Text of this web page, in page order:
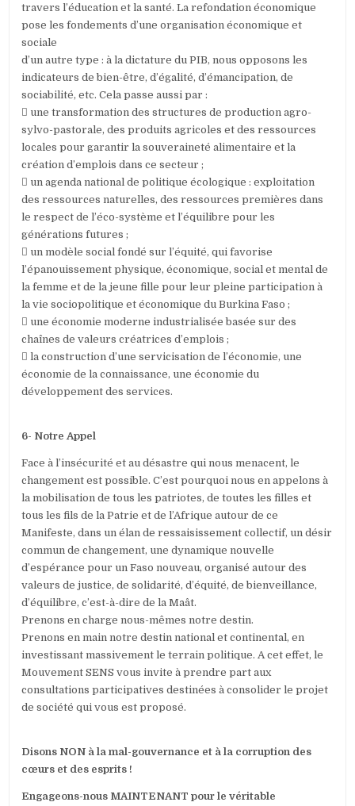
travers l’éducation et la santé. La refondation économique
pose les fondements d’une organisation économique et
sociale
d’un autre type : à la dictature du PIB, nous opposons les
indicateurs de bien-être, d’égalité, d’émancipation, de
sociabilité, etc. Cela passe aussi par :
 une transformation des structures de production agro-
sylvo-pastorale, des produits agricoles et des ressources
locales pour garantir la souveraineté alimentaire et la
création d’emplois dans ce secteur ;
 un agenda national de politique écologique : exploitation
des ressources naturelles, des ressources premières dans
le respect de l’éco-système et l’équilibre pour les
générations futures ;
 un modèle social fondé sur l’équité, qui favorise
l’épanouissement physique, économique, social et mental de
la femme et de la jeune fille pour leur pleine participation à
la vie sociopolitique et économique du Burkina Faso ;
 une économie moderne industrialisée basée sur des
chaînes de valeurs créatrices d’emplois ;
 la construction d’une servicisation de l’économie, une
économie de la connaissance, une économie du
développement des services.
6- Notre Appel
Face à l’insécurité et au désastre qui nous menacent, le
changement est possible. C’est pourquoi nous en appelons à
la mobilisation de tous les patriotes, de toutes les filles et
tous les fils de la Patrie et de l’Afrique autour de ce
Manifeste, dans un élan de ressaisissement collectif, un désir
commun de changement, une dynamique nouvelle
d’espérance pour un Faso nouveau, organisé autour des
valeurs de justice, de solidarité, d’équité, de bienveillance,
d’équilibre, c’est-à-dire de la Maât.
Prenons en charge nous-mêmes notre destin.
Prenons en main notre destin national et continental, en
investissant massivement le terrain politique. A cet effet, le
Mouvement SENS vous invite à prendre part aux
consultations participatives destinées à consolider le projet
de société qui vous est proposé.
Disons NON à la mal-gouvernance et à la corruption des
cœurs et des esprits !
Engageons-nous MAINTENANT pour le véritable